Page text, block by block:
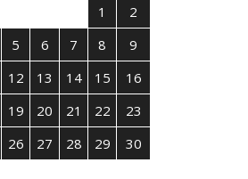
1
2
5 6 7 8
9
12 13 14 15
16
19 20 21 22
23
26 27 28 29 30